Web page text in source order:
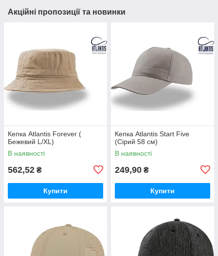
Акційні пропозиції та новинки
Кепка Atlantis Forever (
Бежевий L/XL)
В наявності
562,52 ₴
Купити
Кепка Atlantis Start Five
(Сірий 58 см)
В наявності
249,90 ₴
Купити